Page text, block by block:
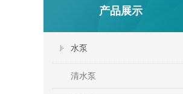
产品展示
水泵
清水泵